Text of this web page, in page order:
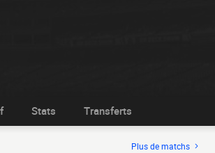
Stats Transferts
Plus de matchs